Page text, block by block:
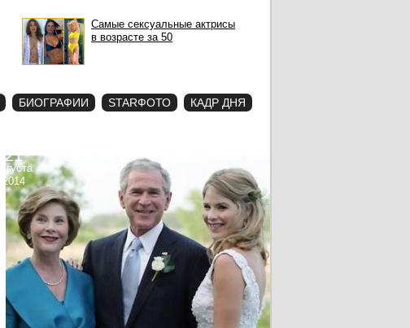
Самые сексуальные актрисы
в возрасте за 50
БИОГРАФИИ STARФОТО КАДР ДНЯ
21
августа
2014